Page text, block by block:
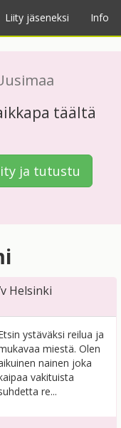
Liity jäseneksi Info
täältä
ja tutustu
Helsinki
ystäväksi reilua ja
miestä. Olen
nainen joka
vakituista
re...